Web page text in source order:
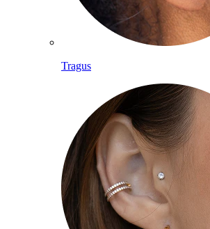
Tragus